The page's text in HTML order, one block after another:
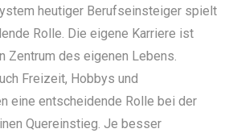
heutiger Berufseinsteiger spielt
Rolle. Die eigene Karriere ist
Zentrum des eigenen Lebens.
Freizeit, Hobbys und
eine entscheidende Rolle bei der
Quereinstieg. Je besser